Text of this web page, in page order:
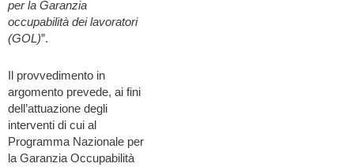
per la Garanzia
occupabilità dei lavoratori
(GOL)”.
Il provvedimento in
argomento prevede, ai fini
dell’attuazione degli
interventi di cui al
Programma Nazionale per
la Garanzia Occupabilità